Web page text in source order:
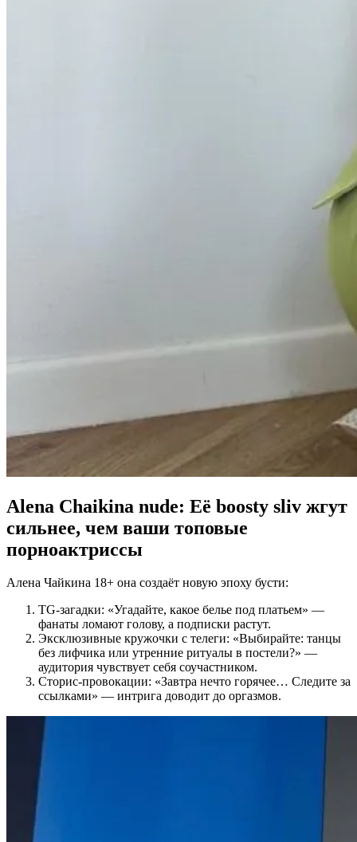
Alena Chaikina nude: Её boosty sliv жгут
сильнее, чем ваши топовые
порноактриссы
Алена Чайкина 18+ она создаёт новую эпоху бусти:
TG-загадки: «Угадайте, какое белье под платьем» —
фанаты ломают голову, а подписки растут.
Эксклюзивные кружочки с телеги: «Выбирайте: танцы
без лифчика или утренние ритуалы в постели?» —
аудитория чувствует себя соучастником.
Сторис-провокации: «Завтра нечто горячее… Следите за
ссылками» — интрига доводит до оргазмов.